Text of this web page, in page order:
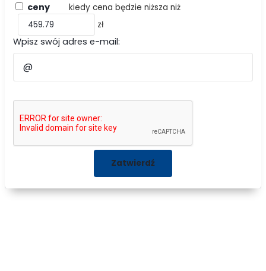
ceny
kiedy cena będzie niższa niż
zł
Wpisz swój adres e-mail: